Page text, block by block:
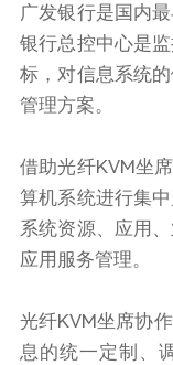
广发银行是国内
银行总控中心是
标，对信息系统
管理方案。
借助光纤KVM坐
算机系统进行集
系统资源、应用
应用服务管理。
光纤KVM坐席协
息的统一定制、